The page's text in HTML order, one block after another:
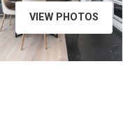
VIEW PHOTOS